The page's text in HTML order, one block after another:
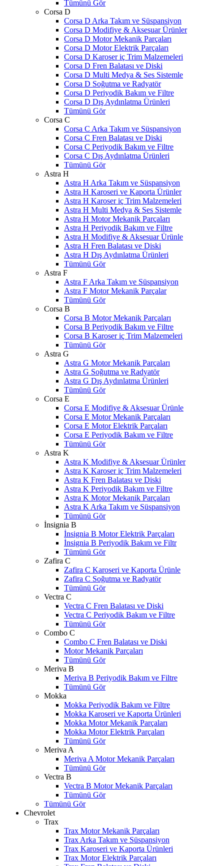
Tümünü Gör
Corsa D
Corsa D Arka Takım ve Süspansiyon
Corsa D Modifiye & Aksesuar Ürünler
Corsa D Motor Mekanik Parçaları
Corsa D Motor Elektrik Parçaları
Corsa D Karoser iç Trim Malzemeleri
Corsa D Fren Balatası ve Diski
Corsa D Multi Medya & Ses Sistemle
Corsa D Soğutma ve Radyatör
Corsa D Periyodik Bakım ve Filtre
Corsa D Dış Aydınlatma Ürünleri
Tümünü Gör
Corsa C
Corsa C Arka Takım ve Süspansiyon
Corsa C Fren Balatası ve Diski
Corsa C Periyodik Bakım ve Filtre
Corsa C Dış Aydınlatma Ürünleri
Tümünü Gör
Astra H
Astra H Arka Takım ve Süspansiyon
Astra H Karoseri ve Kaporta Ürünler
Astra H Karoser iç Trim Malzemeleri
Astra H Multi Medya & Ses Sistemle
Astra H Motor Mekanik Parçaları
Astra H Periyodik Bakım ve Filtre
Astra H Modifiye & Aksesuar Ürünle
Astra H Fren Balatası ve Diski
Astra H Dış Aydınlatma Ürünleri
Tümünü Gör
Astra F
Astra F Arka Takım ve Süspansiyon
Astra F Motor Mekanik Parçalar
Tümünü Gör
Corsa B
Corsa B Motor Mekanik Parçaları
Corsa B Periyodik Bakım ve Filtre
Corsa B Karoser iç Trim Malzemeleri
Tümünü Gör
Astra G
Astra G Motor Mekanik Parçaları
Astra G Soğutma ve Radyatör
Astra G Dış Aydınlatma Ürünleri
Tümünü Gör
Corsa E
Corsa E Modifiye & Aksesuar Ürünle
Corsa E Motor Mekanik Parçaları
Corsa E Motor Elektrik Parçaları
Corsa E Periyodik Bakım ve Filtre
Tümünü Gör
Astra K
Astra K Modifiye & Aksesuar Ürünler
Astra K Karoser iç Trim Malzemeleri
Astra K Fren Balatası ve Diski
Astra K Periyodik Bakım ve Filtre
Astra K Motor Mekanik Parçaları
Astra K Arka Takım ve Süspansiyon
Tümünü Gör
İnsignia B
İnsignia B Motor Elektrik Parçaları
İnsignia B Periyodik Bakım ve Filtr
Tümünü Gör
Zafira C
Zafira C Karoseri ve Kaporta Ürünle
Zafira C Soğutma ve Radyatör
Tümünü Gör
Vectra C
Vectra C Fren Balatası ve Diski
Vectra C Periyodik Bakım ve Filtre
Tümünü Gör
Combo C
Combo C Fren Balatası ve Diski
Motor Mekanik Parçaları
Tümünü Gör
Meriva B
Meriva B Periyodik Bakım ve Filtre
Tümünü Gör
Mokka
Mokka Periyodik Bakım ve Filtre
Mokka Karoseri ve Kaporta Ürünleri
Mokka Motor Mekanik Parçaları
Mokka Motor Elektrik Parçaları
Tümünü Gör
Meriva A
Meriva A Motor Mekanik Parçaları
Tümünü Gör
Vectra B
Vectra B Motor Mekanik Parçaları
Tümünü Gör
Tümünü Gör
Chevrolet
Trax
Trax Motor Mekanik Parçaları
Trax Arka Takım ve Süspansiyon
Trax Karoseri ve Kaporta Ürünleri
Trax Motor Elektrik Parçaları